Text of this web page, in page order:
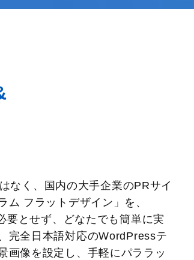
なく、国内の大手企業のPRサイ
ム フラットデザイン」を、
要とせず、どなたでも簡単に実
完全日本語対応のWordPressテ
画像を設定し、手軽にパララッ